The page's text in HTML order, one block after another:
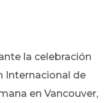
la celebración
Internacional de
en Vancouver,